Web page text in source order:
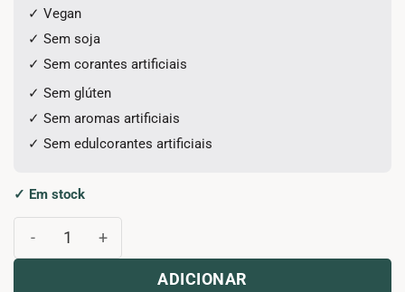
✓ Vegan
✓ Sem soja
✓ Sem corantes artificiais
✓ Sem glúten
✓ Sem aromas artificiais
✓ Sem edulcorantes artificiais
✓ Em stock
Quantidade de Glicotrol
ADICIONAR